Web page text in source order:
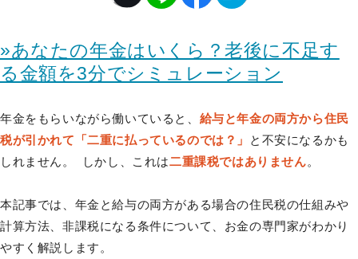
»あなたの年金はいくら？老後に不足す
る金額を3分でシミュレーション
年金をもらいながら働いていると、 給与と年金の両方から住民
税が引かれて「二重に払っているのでは？」
と不安になるかも
しれません。 しかし、これは二重課税ではありません。
本記事では、年金と給与の両方がある場合の住民税の仕組みや
計算方法、非課税になる条件について、お金の専門家がわかり
やすく解説します。